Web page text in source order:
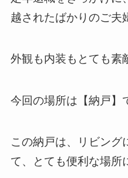
越されたばかりのご夫
外観も内装もとても素
今回の場所は【納戸】
この納戸は、リビング
て、とても便利な場所